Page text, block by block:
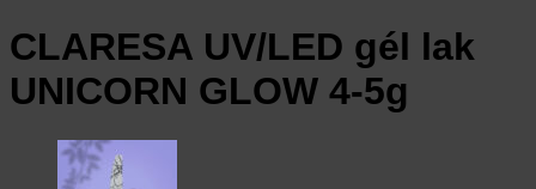
CLARESA UV/LED gél lak
UNICORN GLOW 4-5g